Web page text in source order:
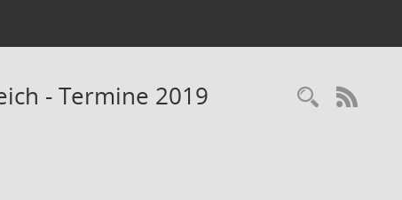
- Termine 2019